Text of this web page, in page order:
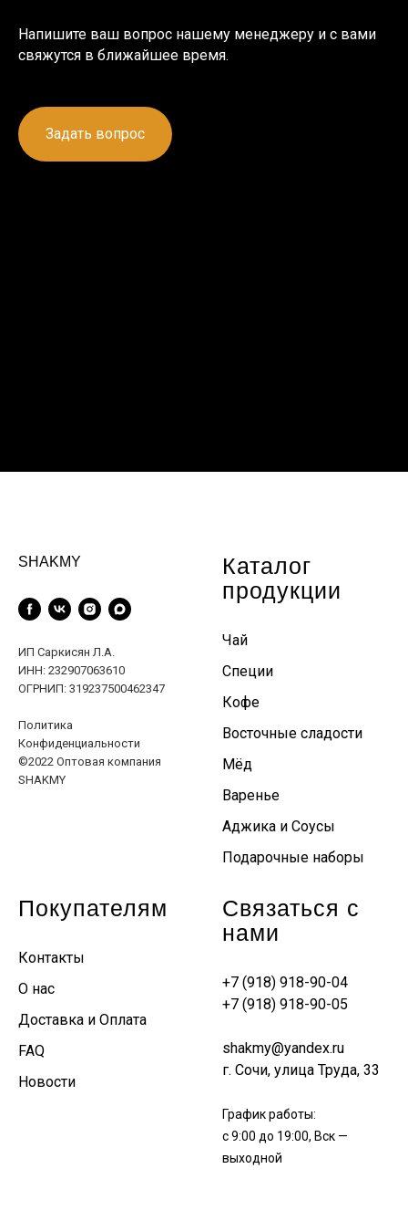
Напишите ваш вопрос нашему менеджеру и с вами
свяжутся в ближайшее время.
Задать вопрос
SHAKMY
ИП Саркисян Л.А.
ИНН: 232907063610
ОГРНИП: 319237500462347
Политика
Конфиденциальности
©2022 Оптовая компания
SHAKMY
Каталог
продукции
Чай
Специи
Кофе
Восточные сладости
Мёд
Варенье
Аджика и Соусы
Подарочные наборы
Покупателям
Контакты
О нас
Доставка и Оплата
FAQ
Новости
Связаться с
нами
+7 (918) 918-90-04
+7 (918) 918-90-05
shakmy@yandex.ru
г. Сочи, улица Труда, 33
График работы:
с 9:00 до 19:00, Вск —
выходной